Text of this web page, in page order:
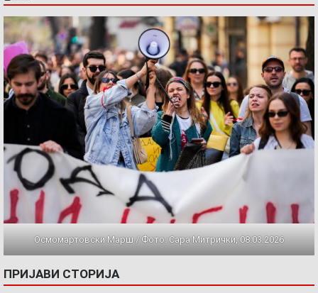
Осмомартовски Марш / Фото: Сара Митрички, 08.03.2026
ПРИЈАВИ СТОРИЈА